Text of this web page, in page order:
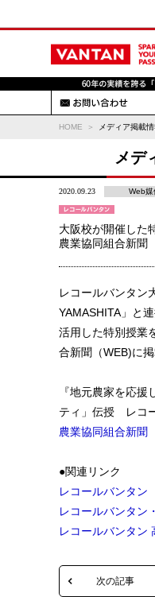
HOME メディア掲載情
メデ
2020.09.23 Web媒
大阪校が開催した
農業協同組合新
レコールバンタン
YAMASHITA」と
活用した特別授業
合新聞（WEB)に掲
『地元農家を応援
ティ」伝授 レコ
農業協同組合新聞
●関連リンク
レコールバンタン
レコールバンタン
レコールバンタン
次の記事